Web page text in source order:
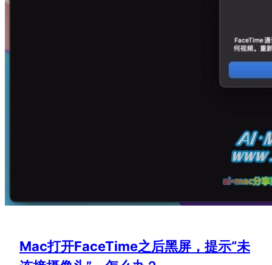
Mac打开FaceTime之后黑屏，提示“未